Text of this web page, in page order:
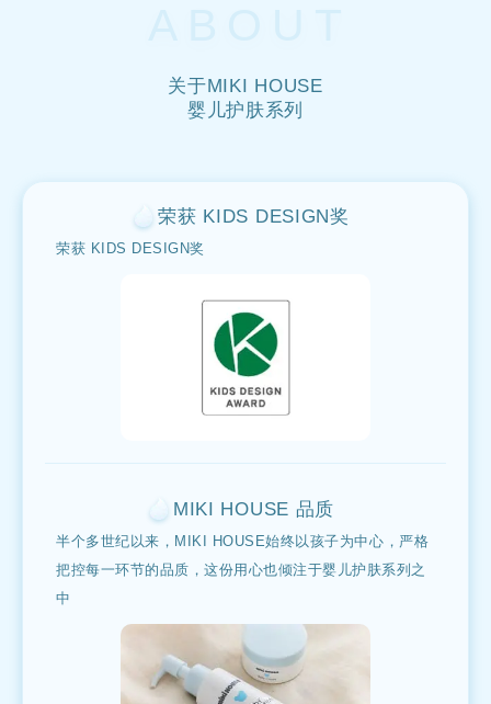
关于MIKI HOUSE
婴儿护肤系列
荣获 KIDS DESIGN奖
荣获 KIDS DESIGN奖
MIKI HOUSE 品质
半个多世纪以来，MIKI HOUSE始终以孩子为中心，严格
把控每一环节的品质，这份用心也倾注于婴儿护肤系列之
中